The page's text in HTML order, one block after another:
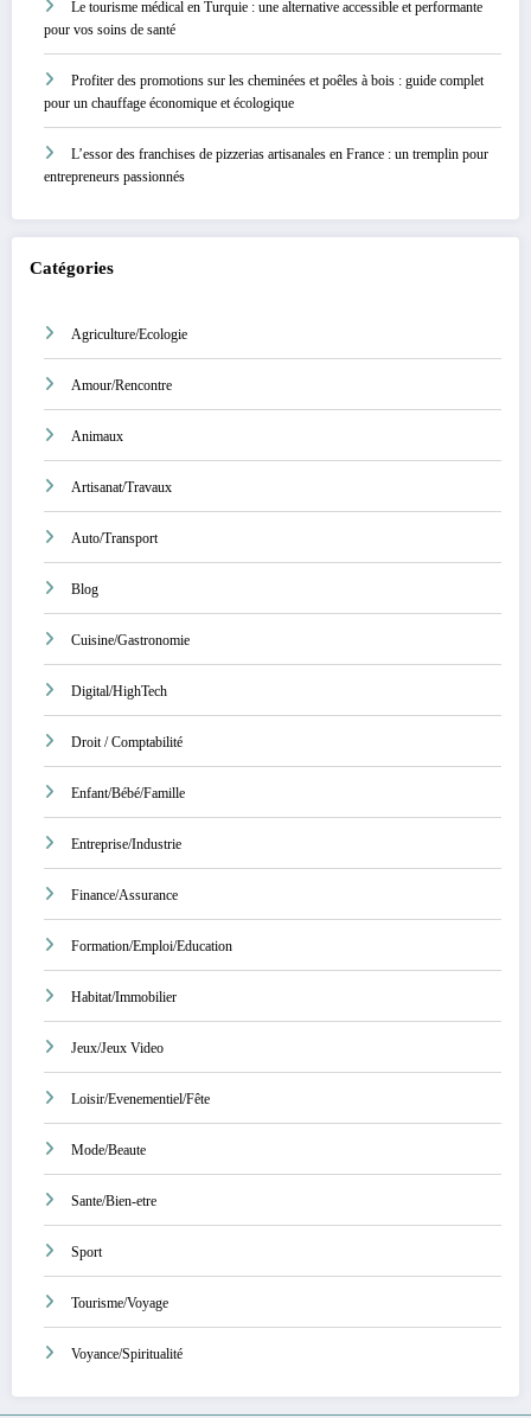
Le tourisme médical en Turquie : une alternative accessible et performante
pour vos soins de santé
Profiter des promotions sur les cheminées et poêles à bois : guide complet
pour un chauffage économique et écologique
L’essor des franchises de pizzerias artisanales en France : un tremplin pour
entrepreneurs passionnés
Catégories
Agriculture/Ecologie
Amour/Rencontre
Animaux
Artisanat/Travaux
Auto/Transport
Blog
Cuisine/Gastronomie
Digital/HighTech
Droit / Comptabilité
Enfant/Bébé/Famille
Entreprise/Industrie
Finance/Assurance
Formation/Emploi/Education
Habitat/Immobilier
Jeux/Jeux Video
Loisir/Evenementiel/Fête
Mode/Beaute
Sante/Bien-etre
Sport
Tourisme/Voyage
Voyance/Spiritualité